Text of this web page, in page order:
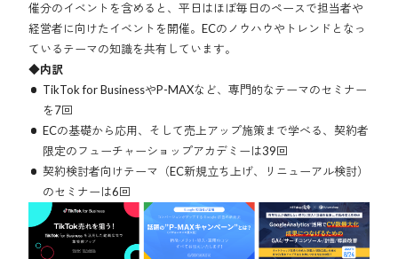
催分のイベントを含めると、平日はほぼ毎日のペースで担当者や
経営者に向けたイベントを開催。ECのノウハウやトレンドとなっ
ているテーマの知識を共有しています。
◆内訳
TikTok for BusinessやP-MAXなど、専門的なテーマのセミナー
を7回
ECの基礎から応用、そして売上アップ施策まで学べる、契約者
限定のフューチャーショップアカデミーは39回
契約検討者向けテーマ（EC新規立ち上げ、リニューアル検討）
のセミナーは6回